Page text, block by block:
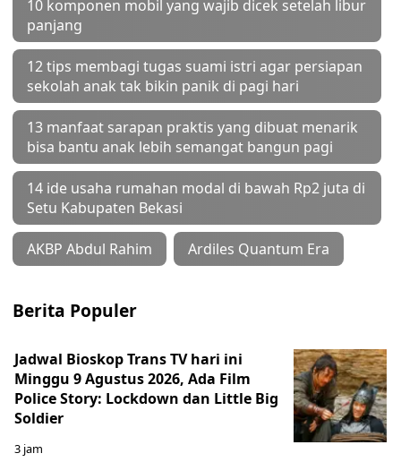
10 komponen mobil yang wajib dicek setelah libur
panjang
12 tips membagi tugas suami istri agar persiapan
sekolah anak tak bikin panik di pagi hari
13 manfaat sarapan praktis yang dibuat menarik
bisa bantu anak lebih semangat bangun pagi
14 ide usaha rumahan modal di bawah Rp2 juta di
Setu Kabupaten Bekasi
AKBP Abdul Rahim Ardiles Quantum Era
Berita Populer
Jadwal Bioskop Trans TV hari ini
Minggu 9 Agustus 2026, Ada Film
Police Story: Lockdown dan Little Big
Soldier
3 jam